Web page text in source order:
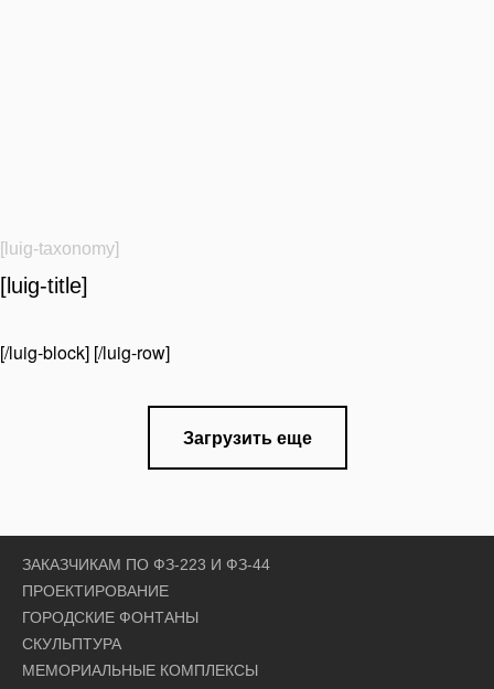
[luig-taxonomy]
[luig-title]
[/luig-block] [/luig-row]
Загрузить еще
ЗАКАЗЧИКАМ ПО ФЗ-223 И ФЗ-44
ПРОЕКТИРОВАНИЕ
ГОРОДСКИЕ ФОНТАНЫ
СКУЛЬПТУРА
МЕМОРИАЛЬНЫЕ КОМПЛЕКСЫ